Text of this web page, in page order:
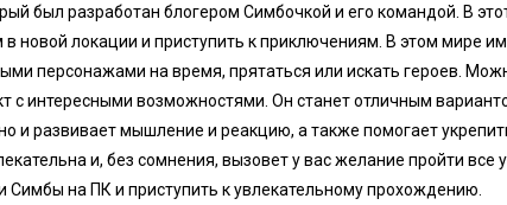
был разработан блогером Симбочкой и его командой. В
новой локации и приступить к приключениям. В этом мире
персонажами на время, прятаться или искать героев.
с интересными возможностями. Он станет отличным
и развивает мышление и реакцию, а также помогает
и, без сомнения, вызовет у вас желание пройти все
Симбы на ПК и приступить к увлекательному прохождению.